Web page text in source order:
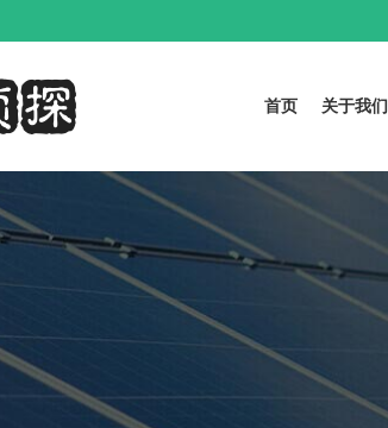
首页 关于我们